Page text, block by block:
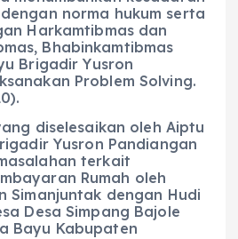
norma hukum serta
Harkamtibmas dan
Bhabinkamtibmas
Brigadir Yusron
Problem Solving.
diselesaikan oleh Aiptu
Yusron Pandiangan
terkait
Rumah oleh
Simanjuntak dengan Hudi
Desa Simpang Bajole
Bayu Kabupaten